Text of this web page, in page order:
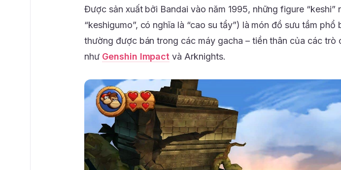
Được sản xuất bởi Bandai vào năm 1995, những figure “keshi”
“keshigumo”, có nghĩa là “cao su tẩy”) là món đồ sưu tầm phổ
thường được bán trong các máy gacha – tiền thân của các trò
như Genshin Impact và Arknights.